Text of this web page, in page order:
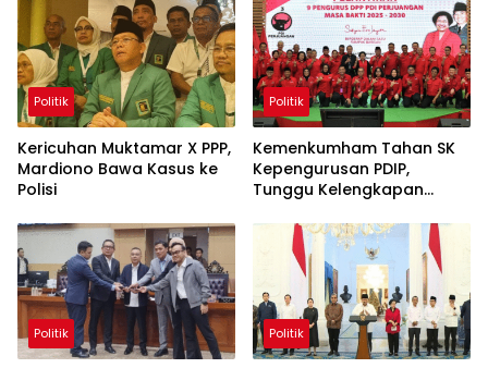
Politik
Kericuhan Muktamar X PPP,
Mardiono Bawa Kasus ke
Polisi
Politik
Kemenkumham Tahan SK
Kepengurusan PDIP,
Tunggu Kelengkapan
Politik Politik